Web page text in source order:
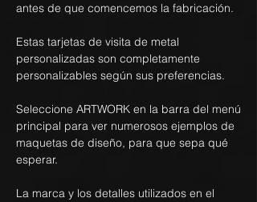
antes de que comencemos la fabricación.
Estas tarjetas de visita de metal
personalizadas son completamente
personalizables según sus preferencias.
Seleccione ARTWORK en la barra del menú
principal para ver numerosos ejemplos de
maquetas de diseño, para que sepa qué
esperar.
La marca y los detalles utilizados en el